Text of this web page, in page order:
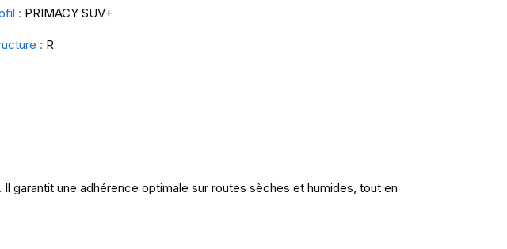
: PRIMACY SUV+
: R
garantit une adhérence optimale sur routes sèches et humides, tout en